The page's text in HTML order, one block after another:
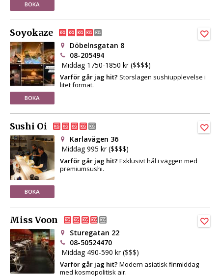
BOKA
Soyokaze
BOKA
Döbelnsgatan 8
08-205494
Middag 1750-1850 kr ($$$$)
Varför går jag hit? Storslagen sushiupplevelse i
litet format.
Sushi Oi
BOKA
Karlavägen 36
Middag 995 kr ($$$$)
Varför går jag hit? Exklusivt hål i väggen med
premiumsushi.
Miss Voon
Sturegatan 22
08-50524470
Middag 490-590 kr ($$$)
Varför går jag hit? Modern asiatisk finmiddag
med kosmopolitisk air.